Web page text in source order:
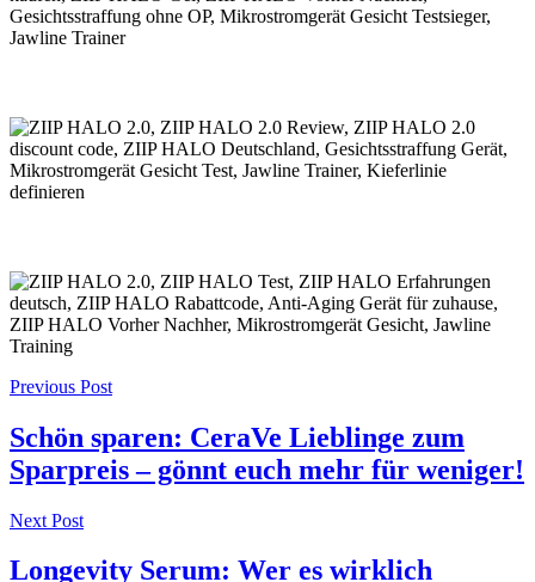
Post
navigation
Previous Post
Schön sparen: CeraVe Lieblinge zum
Sparpreis – gönnt euch mehr für weniger!
Next Post
Longevity Serum: Wer es wirklich